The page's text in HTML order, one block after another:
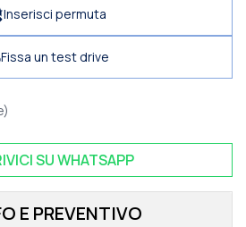
Inserisci permuta
Fissa un test drive
)
SUWHATSAPP
E PREVENTIVO